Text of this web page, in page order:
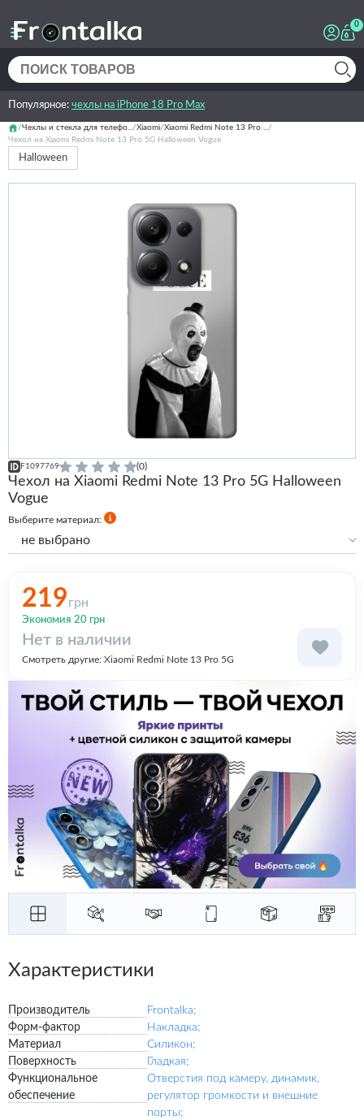
0
Популярное: чехлы на iPhone 18 Pro Max
Чехлы и стекла для телефо... Xiaomi Xiaomi Redmi Note 13 Pro ...
Чехол на Xiaomi Redmi Note 13 Pro 5G Halloween Vogue
Halloween
F1097769 (0)
Чехол на Xiaomi Redmi Note 13 Pro 5G Halloween
Vogue
Выберите материал:
не выбрано
Силиконовый с бортами
219грн
Экономия 20 грн
Нет в наличии
Смотреть другие: Xiaomi Redmi Note 13 Pro 5G
Характеристики
Производитель
Frontalka;
Форм-фактор
Накладка;
Материал
Силикон;
Поверхность
Гладкая;
Функциональное
обеспечение
Отверстия под камеру, динамик,
регулятор громкости и внешние
порты;